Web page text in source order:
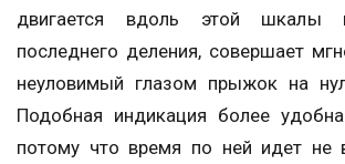
двигается вдоль этой
последнего деления, совершает
неуловимый глазом прыжок на
Подобная индикация более
потому что время по ней идет не